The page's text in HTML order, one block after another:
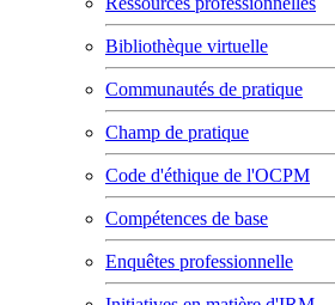
Bibliothèque virtuelle
Communautés de pratique
Champ de pratique
Code d'éthique de l'OCPM
Compétences de base
Enquêtes professionnelle